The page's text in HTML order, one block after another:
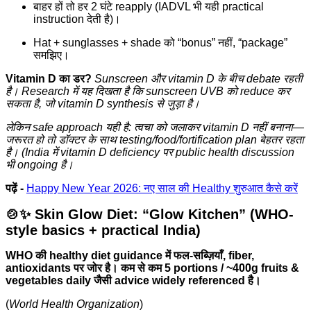
बाहर हों तो हर 2 घंटे reapply (IADVL भी यही practical
instruction देती है)।
Hat + sunglasses + shade को “bonus” नहीं, “package”
समझिए।
Vitamin D का डर? Sunscreen और vitamin D के बीच debate रहती
है। Research में यह दिखता है कि sunscreen UVB को reduce कर
सकता है, जो vitamin D synthesis से जुड़ा है।
लेकिन safe approach यही है: त्वचा को जलाकर vitamin D नहीं बनाना—
जरूरत हो तो डॉक्टर के साथ testing/food/fortification plan बेहतर रहता
है। (India में vitamin D deficiency पर public health discussion
भी ongoing है।
पढ़ें - Happy New Year 2026: नए साल की Healthy शुरुआत कैसे करें
🍲✨ Skin Glow Diet: “Glow Kitchen” (WHO-
style basics + practical India)
WHO की healthy diet guidance में फल-सब्ज़ियाँ, fiber,
antioxidants पर जोर है। कम से कम 5 portions / ~400g fruits &
vegetables daily जैसी advice widely referenced है।
(World Health Organization)